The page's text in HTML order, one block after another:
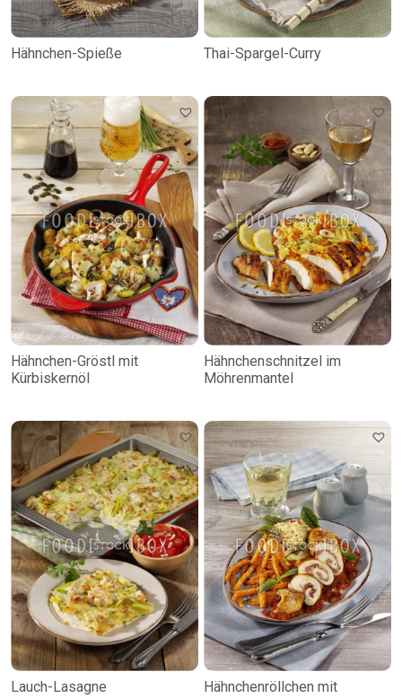
Hähnchen-Spieße Thai-Spargel-Curry
Hähnchen-Gröstl mit
Kürbiskernöl
Hähnchenschnitzel im
Möhrenmantel
Lauch-Lasagne
Hähnchenröllchen mit